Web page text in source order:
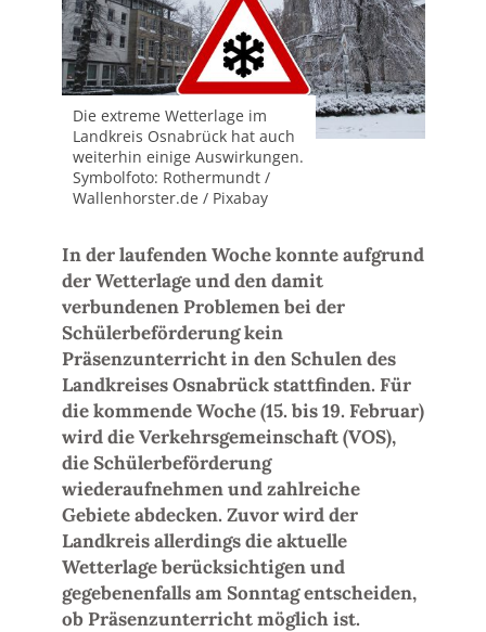
Die extreme Wetterlage im
Landkreis Osnabrück hat auch
weiterhin einige Auswirkungen.
Symbolfoto: Rothermundt /
Wallenhorster.de / Pixabay
In der laufenden Woche konnte aufgrund
der Wetterlage und den damit
verbundenen Problemen bei der
Schülerbeförderung kein
Präsenzunterricht in den Schulen des
Landkreises Osnabrück stattfinden. Für
die kommende Woche (15. bis 19. Februar)
wird die Verkehrsgemeinschaft (VOS),
die Schülerbeförderung
wiederaufnehmen und zahlreiche
Gebiete abdecken. Zuvor wird der
Landkreis allerdings die aktuelle
Wetterlage berücksichtigen und
gegebenenfalls am Sonntag entscheiden,
ob Präsenzunterricht möglich ist.